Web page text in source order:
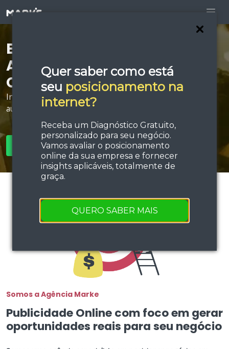
Quer saber como está
seu posicionamento na
internet?
Receba um Diagnóstico Gratuito,
personalizado para seu negócio.
Vamos avaliar o posicionamento
online da sua empresa e fornecer
insights aplicáveis, totalmente de
graça.
QUERO SABER MAIS
Está procurando por
Agência de Publicidade
Online em Alvorada?
Invista em estratégias de tráfego e performance e
aumente sua força de vendas!
SOLICITAR ORÇAMENTO
Somos a Agência Marke
Publicidade Online com foco em gerar
oportunidades reais para seu negócio